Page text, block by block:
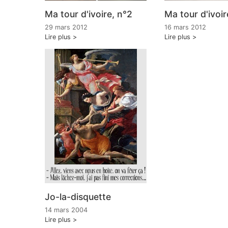
Ma tour d'ivoire, n°2
29 mars 2012
Lire plus
Ma tour
16 mars 2012
Lire plus
Jo-la-disquette
14 mars 2004
Lire plus